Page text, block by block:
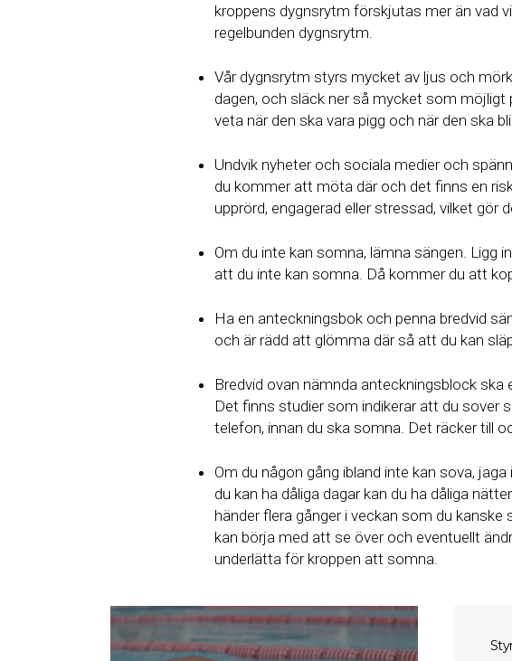
kroppens dygnsrytm förskjutas mer än vad
regelbunden dygnsrytm.
Vår dygnsrytm styrs mycket av ljus och
dagen, och släck ner så mycket som
veta när den ska vara pigg och när den ska
Undvik nyheter och sociala medier och
du kommer att möta där och det finns en
upprörd, engagerad eller stressad, vilket gör
Om du inte kan somna, lämna sängen. Ligg
att du inte kan somna. Då kommer du att
Ha en anteckningsbok och penna bredvid
och är rädd att glömma där så att du kan
Bredvid ovan nämnda anteckningsblock ska
Det finns studier som indikerar att du sover
telefon, innan du ska somna. Det räcker till
Om du någon gång ibland inte kan sova,
du kan ha dåliga dagar kan du ha dåliga
händer flera gånger i veckan som du
kan börja med att se över och eventuellt
underlätta för kroppen att somna.